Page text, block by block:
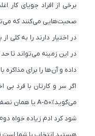
برخی از افراد جویای کار
صحبت‌هایی می‌کنند که
در اختیار دارند را به کلی از بین
در این زمینه می‌تواند تا حد
داده و آن‌ها را برای مذاکره با
اگر سر و کارتان با فرد بی
می‌گویدA-50% یا همان نصف حقوق دو برداشت می
شود کرد ادم زیاده خواه دوم